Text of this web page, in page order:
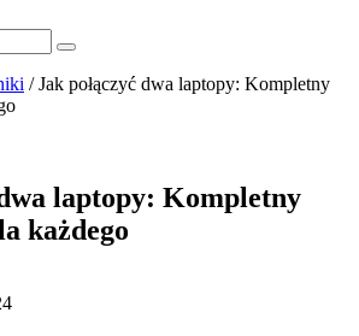
/Jak połączyć dwa laptopy: Kompletny
laptopy: Kompletny
każdego